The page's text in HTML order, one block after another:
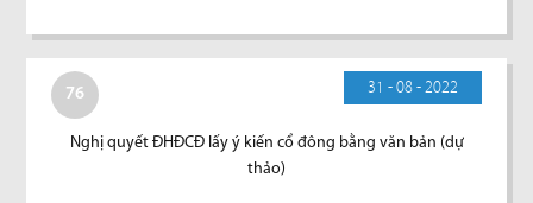
76 31 - 08 - 2022
Nghị quyết ĐHĐCĐ lấy ý kiến cổ đông bằng văn bản (dự
thảo)